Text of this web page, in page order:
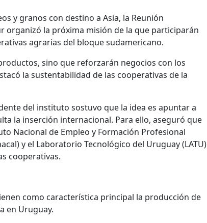
y granos con destino a Asia, la Reunión
organizó la próxima misión de la que participarán
agrarias del bloque sudamericano.
sino que reforzarán negocios con los
la sustentabilidad de las cooperativas de la
del instituto sostuvo que la idea es apuntar a
la inserción internacional. Para ello, aseguró que
Nacional de Empleo y Formación Profesional
y el Laboratorio Tecnológico del Uruguay (LATU)
cooperativas.
como característica principal la producción de
en Uruguay.